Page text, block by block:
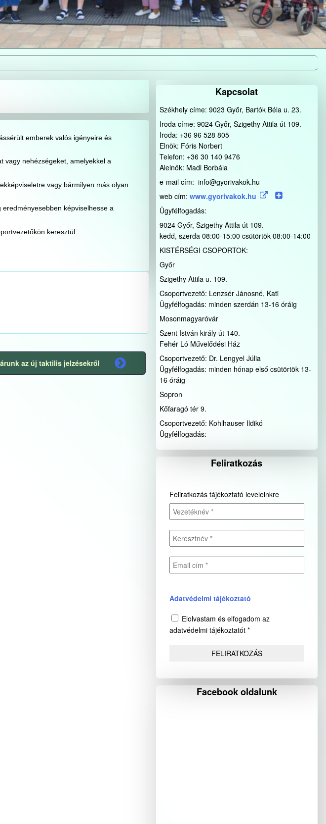
emberek valós igényeire és
vagy nehézségeket, amelyekkel a
vagy bármilyen más olyan
képviselhesse a
keresztül.
az új taktilis jelzésekről
Kapcsolat
Székhely címe: 9023 Győr, Bartók Béla u. 23.
Iroda címe: 9024 Győr, Szigethy Attila út 109.
Iroda: +36 96 528 805
Elnök: Fóris Norbert
Telefon: +36 30 140 9476
Alelnök: Madi Borbála
e-mail cím: info@gyorivakok.hu
web cím: www.gyorivakok.hu
Ügyfélfogadás:
9024 Győr, Szigethy Attila út 109.
kedd, szerda 08:00-15:00 csütörtök 08:00-14:00
KISTÉRSÉGI CSOPORTOK:
Győr
Szigethy Attila u. 109.
Csoportvezető: Lenzsér Jánosné, Kati
Ügyfélfogadás: minden szerdán 13-16 óráig
Mosonmagyaróvár
Szent István király út 140.
Fehér Ló Művelődési Ház
Csoportvezető: Dr. Lengyel Júlia
Ügyfélfogadás: minden hónap első csütörtök 13-
16 óráig
Sopron
Kőfaragó tér 9.
Csoportvezető: Kohlhauser Ildikó
Ügyfélfogadás:
Feliratkozás
Feliratkozás tájékoztató leveleinkre
Adatvédelmi tájékoztató
Elolvastam és elfogadom az
adatvédelmi tájékoztatót *
Facebook oldalunk